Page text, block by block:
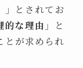
」とされてお
的な理由 」と
とが求められ